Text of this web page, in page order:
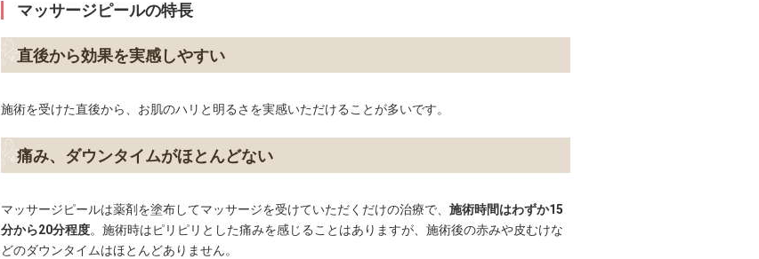
マッサージピールの特長
直後から効果を実感しやすい
施術を受けた直後から、お肌のハリと明るさを実感いただけることが多いです。
痛み、ダウンタイムがほとんどない
マッサージピールは薬剤を塗布してマッサージを受けていただくだけの治療で、 施術時間はわずか15
分から20分程度。施術時はピリピリとした痛みを感じることはありますが、施術後の赤みや皮むけな
どのダウンタイムはほとんどありません。